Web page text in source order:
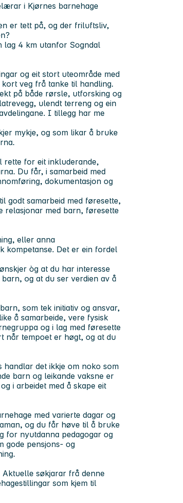
i Kjørnes barnehage
er tett på, og der friluftsliv,
lag 4 km utanfor Sogndal
og eit stort uteområde med
veg frå tanke til handling.
på både rørsle, utforsking og
ulendt terreng og ein
I tillegg har me
mykje, og som likar å bruke
rette for eit inkluderande,
Du får, i samarbeid med
dokumentasjon og
godt samarbeid med føresette,
relasjonar med barn, føresette
eller anna
kompetanse. Det er ein fordel
òg at du har interesse
og at du ser verdien av å
som tek initiativ og ansvar,
å samarbeide, vere fysisk
og i lag med føresette
når tempoet er høgt, og at du
handlar det ikkje om noko som
barn og leikande vaksne er
i arbeidet med å skape eit
med varierte dagar og
og du får høve til å bruke
for nyutdanna pedagogar og
gode pensjons- og
søkjarar frå denne
som kjem til